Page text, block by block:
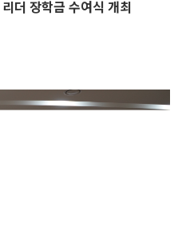
더 장학금 수여식 개최